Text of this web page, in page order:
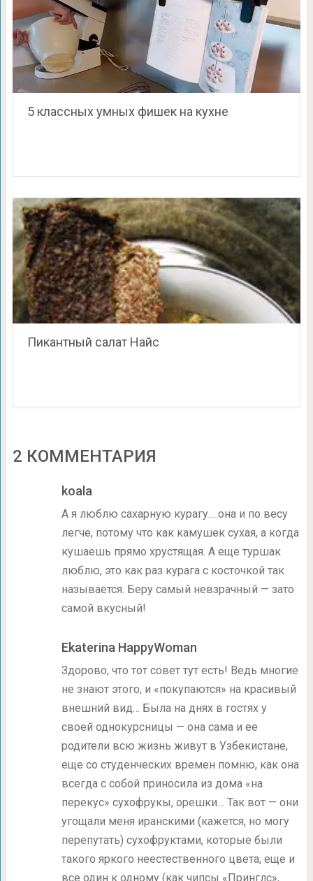
5 классных умных фишек на кухне
Пикантный салат Найс
2 КОММЕНТАРИЯ
koala
А я люблю сахарную курагу… она и по весу
легче, потому что как камушек сухая, а когда
кушаешь прямо хрустящая. А еще туршак
люблю, это как раз курага с косточкой так
называется. Беру самый невзрачный — зато
самой вкусный!
Ekaterina HappyWoman
Здорово, что тот совет тут есть! Ведь многие
не знают этого, и «покупаются» на красивый
внешний вид… Была на днях в гостях у
своей однокурсницы — она сама и ее
родители всю жизнь живут в Узбекистане,
еще со студенческих времен помню, как она
всегда с собой приносила из дома «на
перекус» сухофрукы, орешки… Так вот — они
угощали меня иранскими (кажется, но могу
перепутать) сухофруктами, которые были
такого яркого неестественного цвета, еще и
все один к одному (как чипсы «Принглс»,